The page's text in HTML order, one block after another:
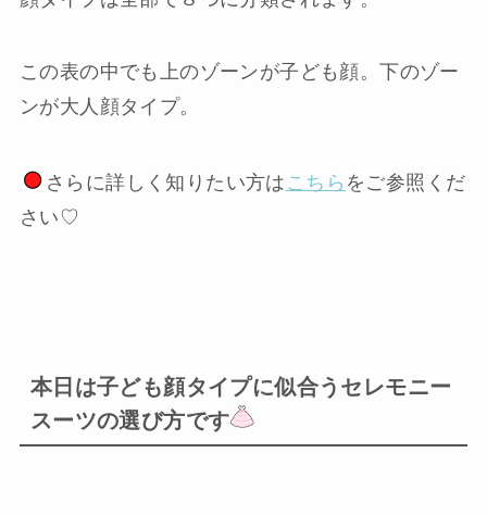
この表の中でも上のゾーンが子ども顔。下のゾー
ンが大人顔タイプ。
さらに詳しく知りたい方は こちら をご参照くだ
さい♡
本日は子ども顔タイプに似合うセレモニー
スーツの選び方です